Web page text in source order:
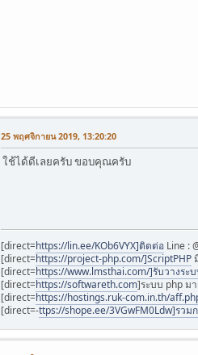
25 พฤศจิกายน 2019, 13:20:20
ใช้ได้ดีเลยครับ ขอบคุณครับ
[direct=https://lin.ee/KOb6VYX]ติดต่อ Line :
[direct=https://project-php.com/]ScriptPHP
[direct=https://www.lmsthai.com/]รับวางระ
[direct=https://softwareth.com]ระบบ php ม
[direct=https://hostings.ruk-com.in.th/
[direct=-ttps://shope.ee/3VGwFM0Ldw]รวม